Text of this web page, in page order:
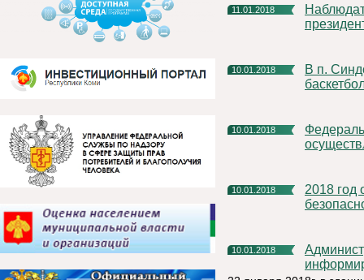
11.01.2018
Наблюдатели от США войдут в состав миссии ОБСЕ на
10.01.2018
В п. Синдор проходит Первенство Республики Коми по
10.01.2018
Федеральной службой по труду и занятости активно
10.01.2018
2018 год объявлен в МЧС России Годом культуры
10.01.2018
Администрация муниципального района «Княжпогостский»